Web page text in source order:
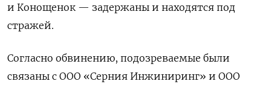
и Конощенок — задержаны и находятся под
стражей.
Согласно обвинению, подозреваемые были
связаны с ООО «Серния Инжиниринг» и ООО